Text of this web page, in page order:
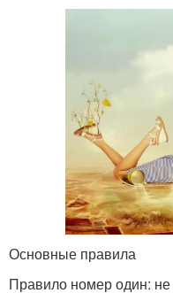
Основные правила
Правило номер один: